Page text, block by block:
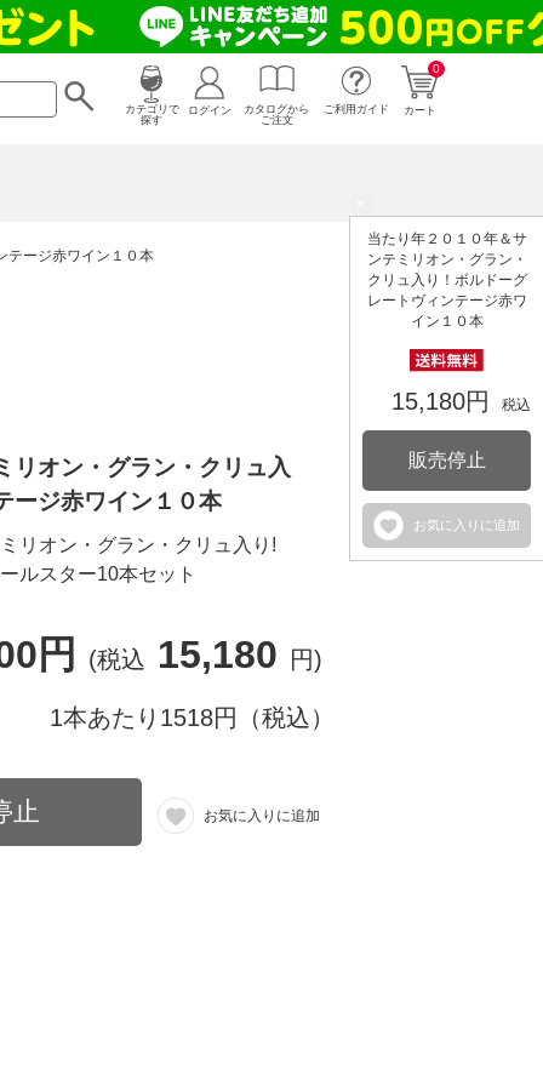
カテゴリで
探す
0
カート
ログイン
カタログから
ご注文
ご利用ガイド
テージ赤ワイン１０本
当たり年２０１０年＆サ
ンテミリオン・グラン・
クリュ入り！ボルドーグ
レートヴィンテージ赤ワ
イン１０本
15,180円 税込
販売停止
お気に入りに追加
リオン・グラン・クリュ入
ージ赤ワイン１０本
リオン・グラン・クリュ入り!
ルスター10本セット
円 (税込 15,180 円)
1本あたり1518円（税込）
止 お気に入りに追加